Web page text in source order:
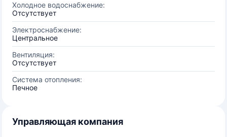
Холодное водоснабжение:
Отсутствует
Электроснабжение:
Центральное
Вентиляция:
Отсутствует
Система отопления:
Печное
Управляющая компания